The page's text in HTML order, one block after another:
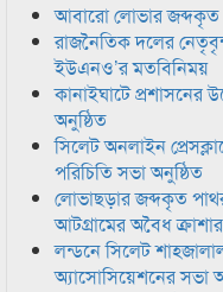
আবারো লোভার জব্দকৃত
রাজনৈতিক দলের
ইউএনও’র মতবিনিময়
কানাইঘাটে
অনুষ্ঠিত
সিলেট অনলাইন
পরিচিতি সভা অনুষ্ঠিত
লোভাছড়ার জব্দকৃত
আটগ্রামের অবৈধ
লন্ডনে সিলেট
অ্যাসোসিয়েশনের সভা